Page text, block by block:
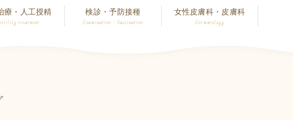
療・人工授精
treatment
検診・予防接種
Examination · Vaccination
女性皮膚科・皮膚科
Dermatology